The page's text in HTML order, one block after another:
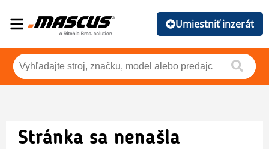
Umiestniť inzerát
Stránka sa nenašla